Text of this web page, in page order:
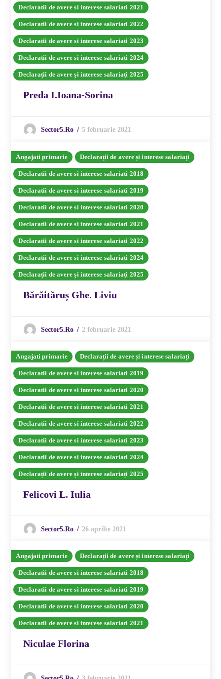
Declaratii de avere si interese salariati 2021
Declaratii de avere si interese salariati 2022
Declaratii de avere si interese salariati 2023
Declaratii de avere si interese salariati 2024
Declarații de avere și interese salariați 2025
Preda I.Ioana-Sorina
Sector5.ro 5 februarie 2021
Angajati primarie Declarații de avere și interese salariați
Declaratii de avere si interese salariati 2018
Declaratii de avere si interese salariati 2019
Declaratii de avere si interese salariati 2020
Declaratii de avere si interese salariati 2021
Declaratii de avere si interese salariati 2022
Declaratii de avere si interese salariati 2024
Declarații de avere și interese salariați 2025
Bărăităruș Ghe. Liviu
Sector5.ro 2 februarie 2021
Angajati primarie Declarații de avere și interese salariați
Declaratii de avere si interese salariati 2019
Declaratii de avere si interese salariati 2020
Declaratii de avere si interese salariati 2021
Declaratii de avere si interese salariati 2022
Declaratii de avere si interese salariati 2023
Declaratii de avere si interese salariati 2024
Declarații de avere și interese salariați 2025
Felicovi L. Iulia
Sector5.ro 26 aprilie 2021
Angajati primarie Declarații de avere și interese salariați
Declaratii de avere si interese salariati 2018
Declaratii de avere si interese salariati 2019
Declaratii de avere si interese salariati 2020
Declaratii de avere si interese salariati 2021
Niculae Florina